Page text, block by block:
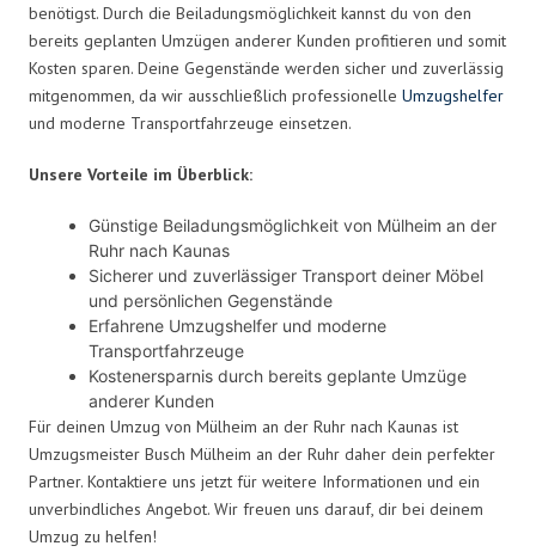
benötigst. Durch die Beiladungsmöglichkeit kannst du von den
bereits geplanten Umzügen anderer Kunden profitieren und somit
Kosten sparen. Deine Gegenstände werden sicher und zuverlässig
mitgenommen, da wir ausschließlich professionelle Umzugshelfer
und moderne Transportfahrzeuge einsetzen.
Unsere Vorteile im Überblick:
Günstige Beiladungsmöglichkeit von Mülheim an der
Ruhr nach Kaunas
Sicherer und zuverlässiger Transport deiner Möbel
und persönlichen Gegenstände
Erfahrene Umzugshelfer und moderne
Transportfahrzeuge
Kostenersparnis durch bereits geplante Umzüge
anderer Kunden
Für deinen Umzug von Mülheim an der Ruhr nach Kaunas ist
Umzugsmeister Busch Mülheim an der Ruhr daher dein perfekter
Partner. Kontaktiere uns jetzt für weitere Informationen und ein
unverbindliches Angebot. Wir freuen uns darauf, dir bei deinem
Umzug zu helfen!